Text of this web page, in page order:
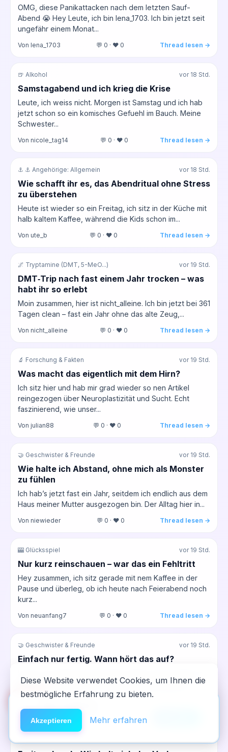
OMG, diese Panikattacken nach dem letzten Sauf-
Abend 😭 Hey Leute, ich bin lena_1703. Ich bin jetzt seit
ungefähr einem Monat...
Von lena_1703 💬 0 · ❤️ 0 Thread lesen →
🍺 Alkohol vor 18 Std.
Samstagabend und ich krieg die Krise
Leute, ich weiss nicht. Morgen ist Samstag und ich hab
jetzt schon so ein komisches Gefuehl im Bauch. Meine
Schwester...
Von nicole_tag14 💬 0 · ❤️ 0 Thread lesen →
⚓ ⚓ Angehörige: Allgemein vor 18 Std.
Wie schafft ihr es, das Abendritual ohne Stress
zu überstehen
Heute ist wieder so ein Freitag, ich sitz in der Küche mit
halb kaltem Kaffee, während die Kids schon im...
Von ute_b 💬 0 · ❤️ 0 Thread lesen →
🌌 Tryptamine (DMT, 5-MeO...) vor 19 Std.
DMT‑Trip nach fast einem Jahr trocken – was
habt ihr so erlebt
Moin zusammen, hier ist nicht_alleine. Ich bin jetzt bei 361
Tagen clean – fast ein Jahr ohne das alte Zeug,...
Von nicht_alleine 💬 0 · ❤️ 0 Thread lesen →
🔬 Forschung & Fakten vor 19 Std.
Was macht das eigentlich mit dem Hirn?
Ich sitz hier und hab mir grad wieder so nen Artikel
reingezogen über Neuroplastizität und Sucht. Echt
faszinierend, wie unser...
Von julian88 💬 0 · ❤️ 0 Thread lesen →
🤝 Geschwister & Freunde vor 19 Std.
Wie halte ich Abstand, ohne mich als Monster
zu fühlen
Ich hab’s jetzt fast ein Jahr, seitdem ich endlich aus dem
Haus meiner Mutter ausgezogen bin. Der Alltag hier in...
Von niewieder 💬 0 · ❤️ 0 Thread lesen →
🎰 Glücksspiel vor 19 Std.
Nur kurz reinschauen – war das ein Fehltritt
Hey zusammen, ich sitz gerade mit nem Kaffee in der
Pause und überleg, ob ich heute nach Feierabend noch
kurz...
Von neuanfang7 💬 0 · ❤️ 0 Thread lesen →
🤝 Geschwister & Freunde vor 19 Std.
Einfach nur fertig. Wann hört das auf?
müde, kaum geschlafen, weil das Baby die ganze
Nacht...
Von Sarah
🆘Hilfe
NeelixberliN auf dem Homescreen —
wie eine echte App.
Diese Website verwendet Cookies, um Ihnen die
bestmögliche Erfahrung zu bieten.
Akzeptieren Mehr erfahren